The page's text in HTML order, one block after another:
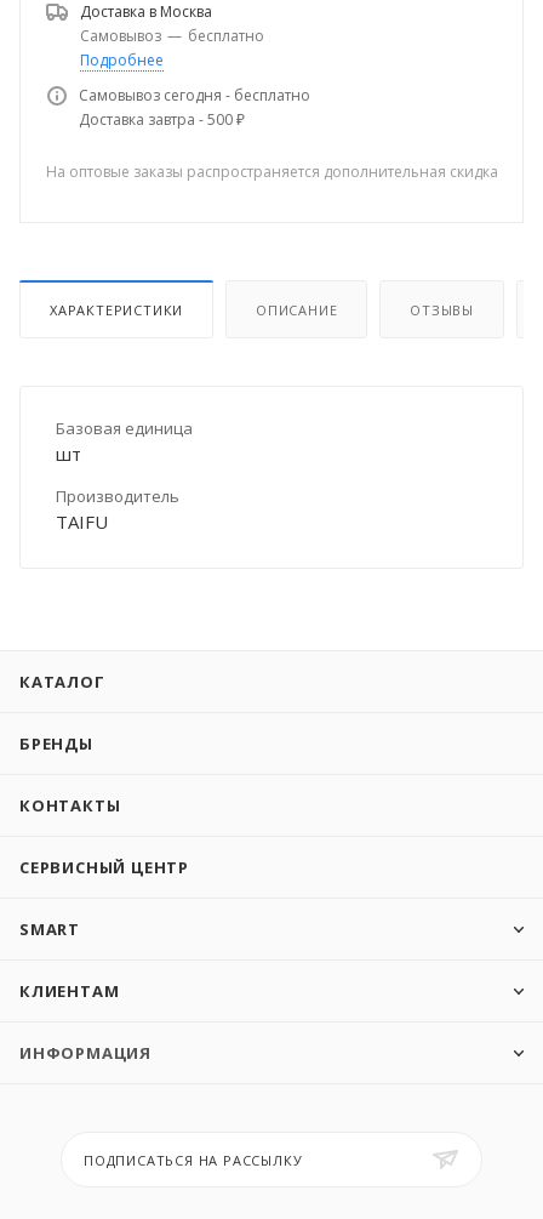
Доставка в Москва
Самовывоз — бесплатно
Подробнее
Самовывоз сегодня - бесплатно
Доставка завтра - 500 ₽
На оптовые заказы распространяется дополнительная скидка
ХАРАКТЕРИСТИКИ ОПИСАНИЕ ОТЗЫВЫ
Базовая единица
шт
Производитель
TAIFU
КАТАЛОГ
БРЕНДЫ
КОНТАКТЫ
СЕРВИСНЫЙ ЦЕНТР
SMART
КЛИЕНТАМ
ИНФОРМАЦИЯ
ПОДПИСАТЬСЯ НА РАССЫЛКУ